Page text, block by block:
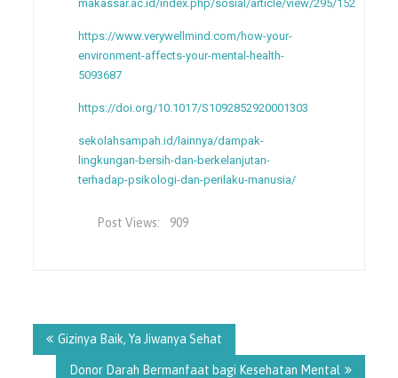
makassar.ac.id/index.php/sosial/article/view/295/152
https://www.verywellmind.com/how-your-
environment-affects-your-mental-health-
5093687
https://doi.org/10.1017/S1092852920001303
sekolahsampah.id/lainnya/dampak-
lingkungan-bersih-dan-berkelanjutan-
terhadap-psikologi-dan-perilaku-manusia/
Post Views: 909
Gizinya Baik, Ya Jiwanya Sehat
Donor Darah Bermanfaat bagi Kesehatan Mental